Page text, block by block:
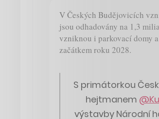
V Českých Budějovicích
jsou odhadovány na 1,3
vzniknou i parkovací domy
začátkem roku 2028.
S primátorkou
hejtmanem
výstavby Národní